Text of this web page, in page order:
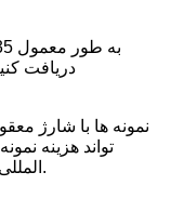
دریافت
نمونه ها با شارژ
تواند هزینه
المللی با شماره حساب گیرنده قابل ارسال است.